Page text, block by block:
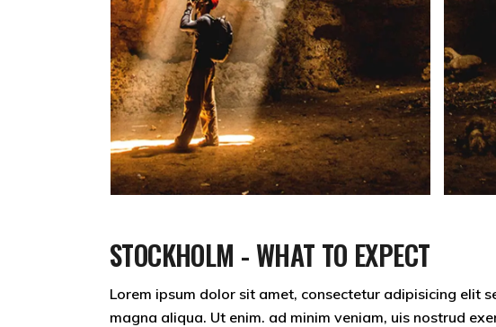
STOCKHOLM - WHAT TO EXPECT
Lorem ipsum dolor sit amet, consectetur adipisicing elit
magna aliqua. Ut enim. ad minim veniam, uis nostrud